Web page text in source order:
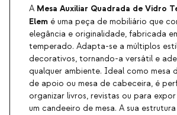
A Mesa Auxiliar Quadrada de Vidro
Elem é uma peça de mobiliário que
elegância e originalidade, fabricada
temperado. Adapta-se a múltiplos
decorativos, tornando-a versátil e
qualquer ambiente. Ideal como mesa
de apoio ou mesa de cabeceira, é
organizar livros, revistas ou para
um candeeiro de mesa. A sua